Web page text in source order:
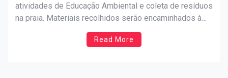
atividades de Educação Ambiental e coleta de resíduos
na praia. Materiais recolhidos serão encaminhados à
cooperativa de Peruíbe Na próxima semana, nos dias 5
e 6 de novembro, acontecerão os Mutirões de Limpeza
Read More